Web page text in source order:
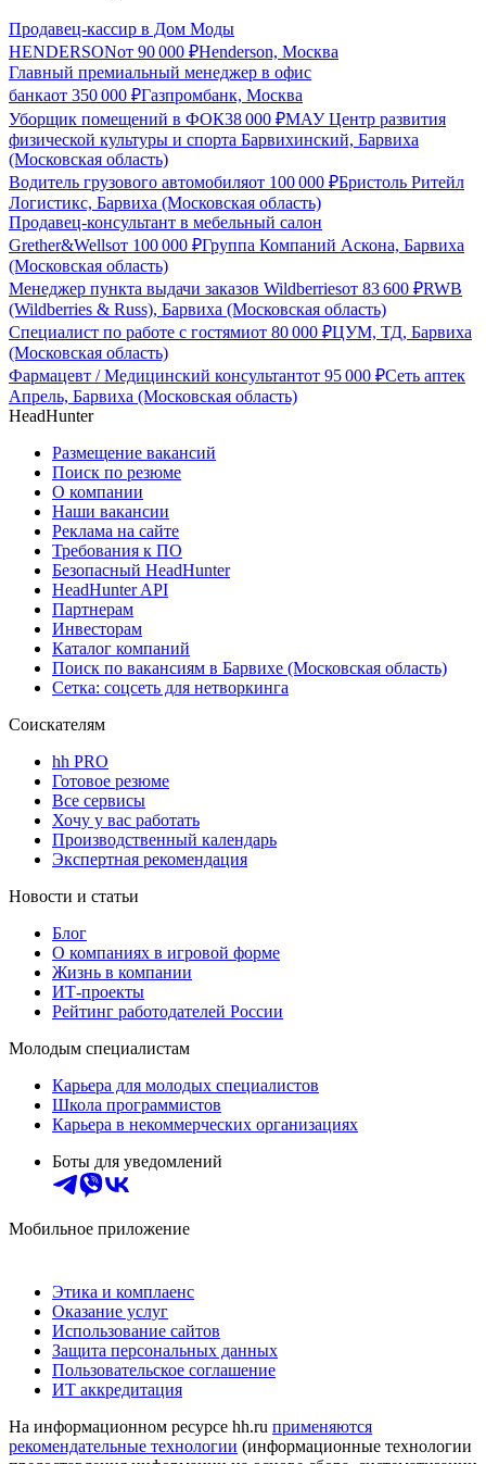
Продавец-кассир в Дом Моды
HENDERSONот 90 000 ₽Henderson, Москва
Главный премиальный менеджер в офис
банкаот 350 000 ₽Газпромбанк, Москва
Уборщик помещений в ФОК38 000 ₽МАУ Центр развития
физической культуры и спорта Барвихинский, Барвиха
(Московская область)
Водитель грузового автомобиляот 100 000 ₽Бристоль Ритейл
Логистикс, Барвиха (Московская область)
Продавец-консультант в мебельный салон
Grether&Wellsот 100 000 ₽Группа Компаний Аскона, Барвиха
(Московская область)
Менеджер пункта выдачи заказов Wildberriesот 83 600 ₽RWB
(Wildberries & Russ), Барвиха (Московская область)
Специалист по работе с гостямиот 80 000 ₽ЦУМ, ТД, Барвиха
(Московская область)
Фармацевт / Медицинский консультантот 95 000 ₽Сеть аптек
Апрель, Барвиха (Московская область)
HeadHunter
Размещение вакансий
Поиск по резюме
О компании
Наши вакансии
Реклама на сайте
Требования к ПО
Безопасный HeadHunter
HeadHunter API
Партнерам
Инвесторам
Каталог компаний
Поиск по вакансиям в Барвихе (Московская область)
Сетка: соцсеть для нетворкинга
Соискателям
hh PRO
Готовое резюме
Все сервисы
Хочу у вас работать
Производственный календарь
Экспертная рекомендация
Новости и статьи
Блог
О компаниях в игровой форме
Жизнь в компании
ИТ-проекты
Рейтинг работодателей России
Молодым специалистам
Карьера для молодых специалистов
Школа программистов
Карьера в некоммерческих организациях
Боты для уведомлений
Мобильное приложение
Этика и комплаенс
Оказание услуг
Использование сайтов
Защита персональных данных
Пользовательское соглашение
ИТ аккредитация
На информационном ресурсе hh.ru применяются
рекомендательные технологии (информационные технологии